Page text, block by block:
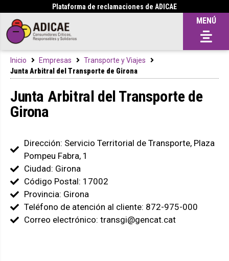
Plataforma de reclamaciones de ADICAE
MENÚ
Inicio Empresas
Transporte y Viajes
Junta Arbitral del Transporte de Girona
Junta Arbitral del Transporte de
Girona
Dirección: Servicio Territorial de Transporte, Plaza
Pompeu Fabra, 1
Ciudad: Girona
Código Postal: 17002
Provincia: Girona
Teléfono de atención al cliente: 872-975-000
Correo electrónico: transgi@gencat.cat